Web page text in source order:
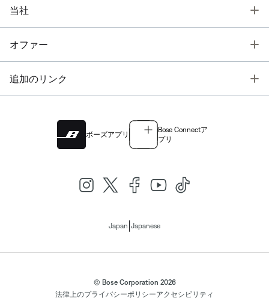
当社
オファー
追加のリンク
ボーズアプリ
Bose Connectア
プリ
Japan Japanese
© Bose Corporation 2026
法律上のプライバシーポリシーアクセシビリティ